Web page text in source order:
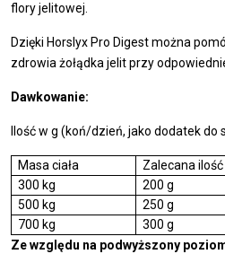
flory jelitowej.
Dzięki Horslyx Pro Digest można
zdrowia żołądka jelit przy
Dawkowanie:
Ilość w g (koń/dzień, jako dodatek do
Masa ciała
Zalecana ilość
300 kg
200 g
500 kg
250 g
700 kg
300 g
Ze względu na podwyższony